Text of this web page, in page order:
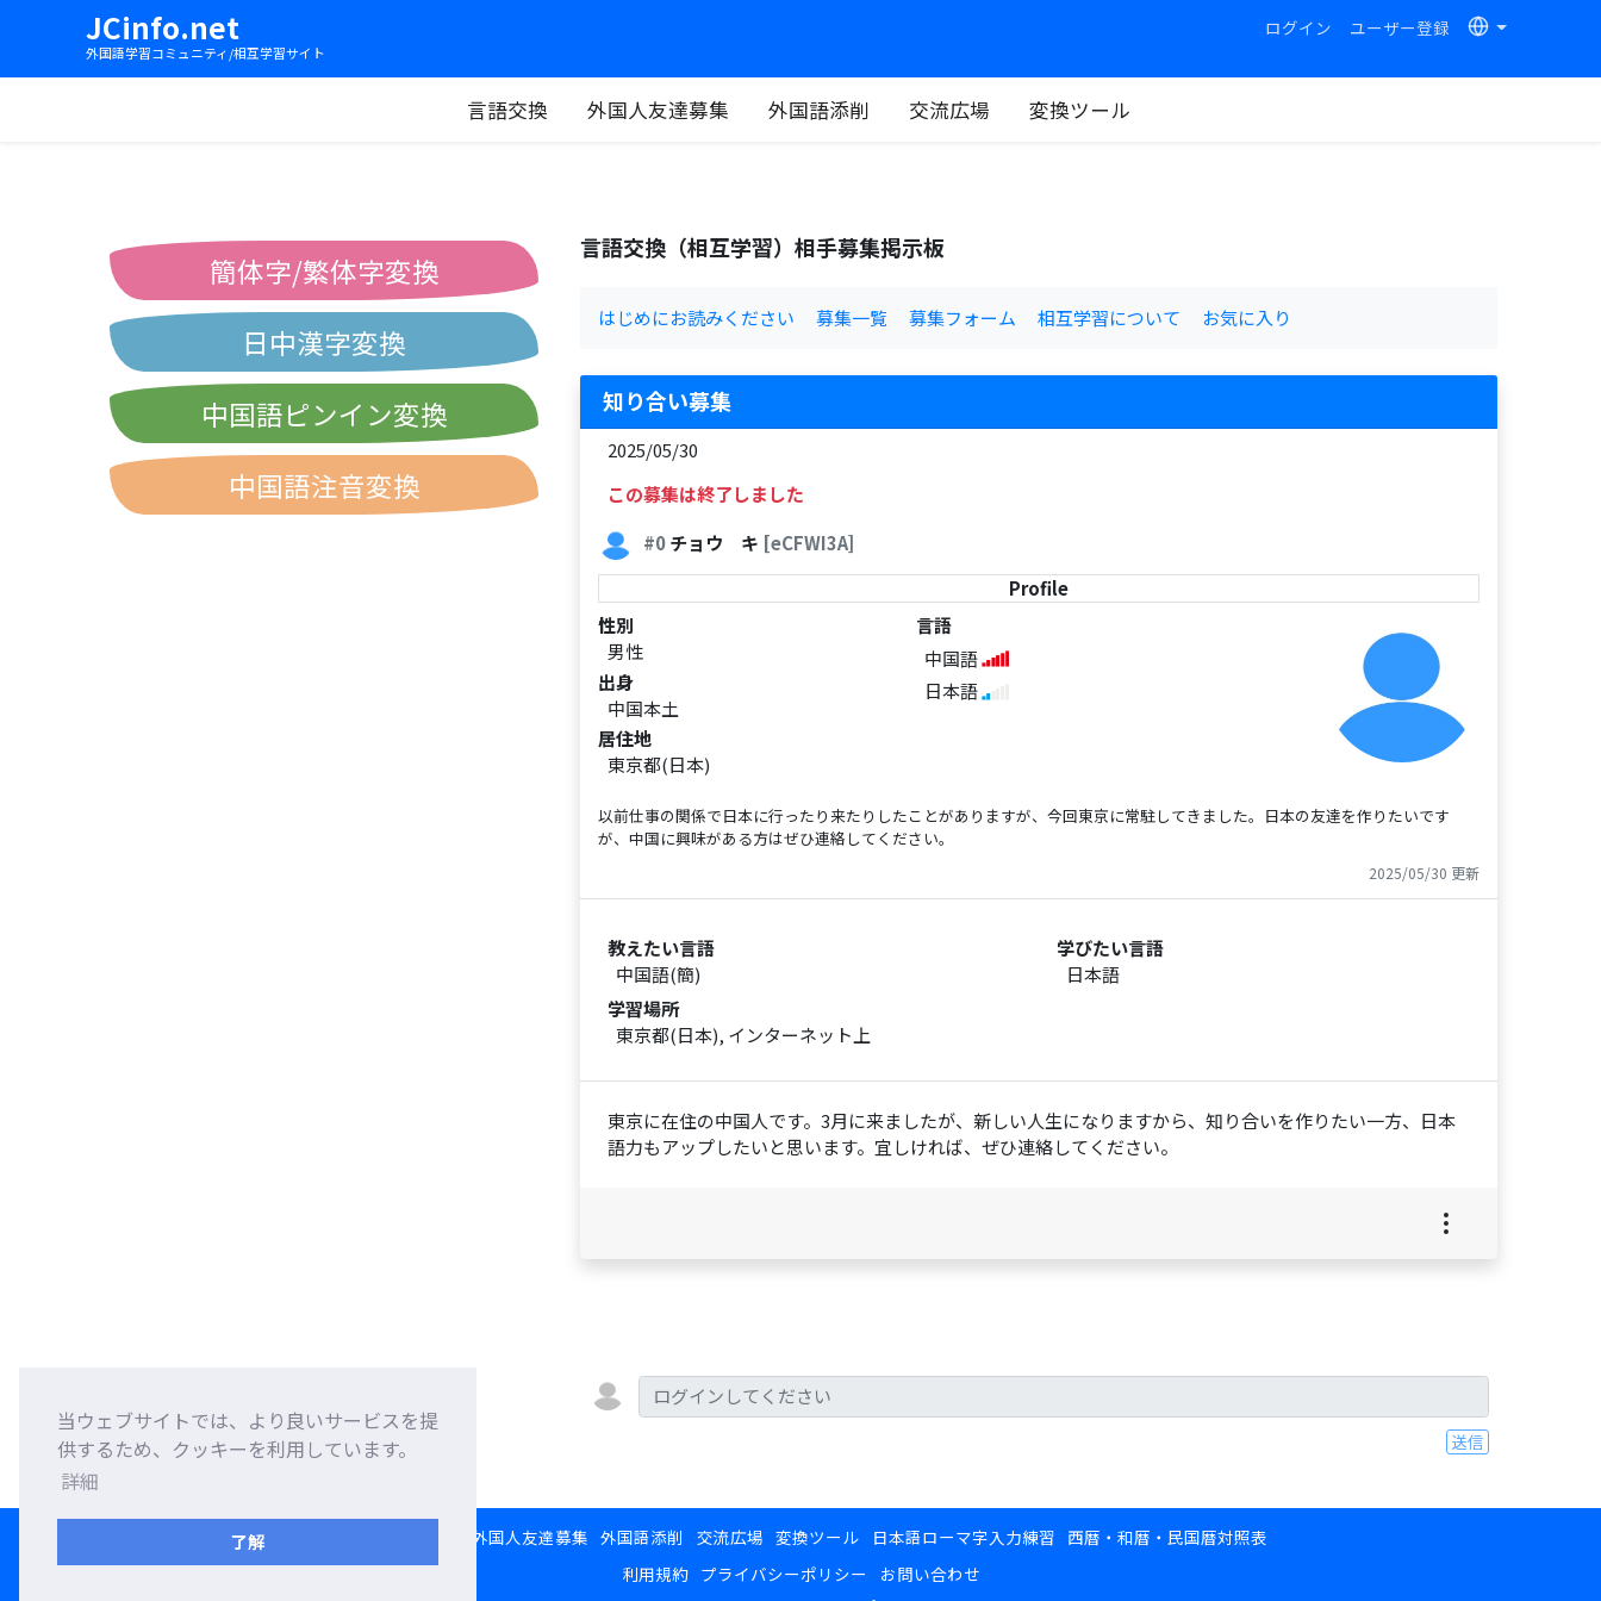
当ウェブサイトでは、より良いサービスを提
供するため、クッキーを利用しています。
詳細
了解
JCinfo.net
外国語学習コミュニティ/相互学習サイト
ログイン ユーザー登録
言語交換 外国人友達募集 外国語添削 交流広場 変換ツール
言語交換（相互学習）相手募集掲示板
はじめにお読みください 募集一覧 募集フォーム 相互学習について お気に入り
知り合い募集
2025/05/30
この募集は終了しました
#0チョウ キ [eCFWI3A]
Profile
性別
男性
出身
中国本土
居住地
東京都(日本)
言語
中国語
日本語
以前仕事の関係で日本に行ったり来たりしたことがありますが、今回東京に常駐してきました。日本の友達を作りたいです
が、中国に興味がある方はぜひ連絡してください。
2025/05/30 更新
教えたい言語
中国語(簡)
学びたい言語
日本語
学習場所
東京都(日本), インターネット上
東京に在住の中国人です。3月に来ましたが、新しい人生になりますから、知り合いを作りたい一方、日本
語力もアップしたいと思います。宜しければ、ぜひ連絡してください。
送信
簡体字/繁体字変換
日中漢字変換
中国語ピンイン変換
中国語注音変換
外国人友達募集 外国語添削 交流広場 変換ツール 日本語ローマ字入力練習 西暦・和暦・民国暦対照表
利用規約 プライバシーポリシー お問い合わせ